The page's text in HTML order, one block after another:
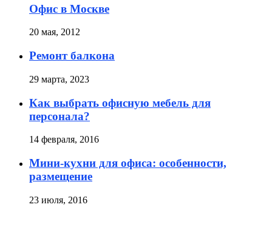
Офис в Москве
20 мая, 2012
Ремонт балкона
29 марта, 2023
Как выбрать офисную мебель для
персонала?
14 февраля, 2016
Мини-кухни для офиса: особенности,
размещение
23 июля, 2016